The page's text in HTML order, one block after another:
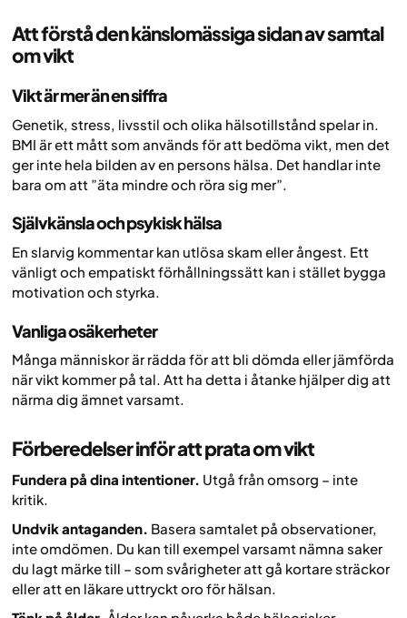
Att förstå den känslomässiga sidan av samtal
om vikt
Vikt är mer än en siffra
Genetik, stress, livsstil och olika hälsotillstånd spelar in.
BMI är ett mått som används för att bedöma vikt, men det
ger inte hela bilden av en persons hälsa. Det handlar inte
bara om att ”äta mindre och röra sig mer”.
Självkänsla och psykisk hälsa
En slarvig kommentar kan utlösa skam eller ångest. Ett
vänligt och empatiskt förhållningssätt kan i stället bygga
motivation och styrka.
Vanliga osäkerheter
Många människor är rädda för att bli dömda eller jämförda
när vikt kommer på tal. Att ha detta i åtanke hjälper dig att
närma dig ämnet varsamt.
Förberedelser inför att prata om vikt
Fundera på dina intentioner. Utgå från omsorg – inte
kritik.
Undvik antaganden. Basera samtalet på observationer,
inte omdömen. Du kan till exempel varsamt nämna saker
du lagt märke till – som svårigheter att gå kortare sträckor
eller att en läkare uttryckt oro för hälsan.